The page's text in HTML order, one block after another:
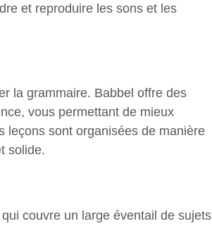
et reproduire les sons et les
la grammaire. Babbel offre des
vous permettant de mieux
leçons sont organisées de manière
solide.
couvre un large éventail de sujets